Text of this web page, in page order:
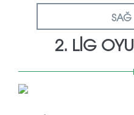
2. LIG